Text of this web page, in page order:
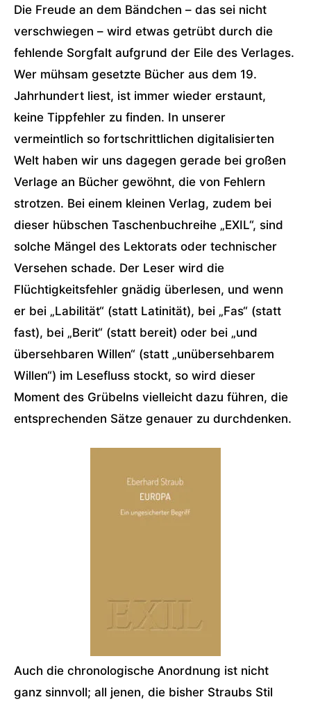
Die Freude an dem Bändchen – das sei nicht
verschwiegen – wird etwas getrübt durch die
fehlende Sorgfalt aufgrund der Eile des Verlages.
Wer mühsam gesetzte Bücher aus dem 19.
Jahrhundert liest, ist immer wieder erstaunt,
keine Tippfehler zu finden. In unserer
vermeintlich so fortschrittlichen digitalisierten
Welt haben wir uns dagegen gerade bei großen
Verlage an Bücher gewöhnt, die von Fehlern
strotzen. Bei einem kleinen Verlag, zudem bei
dieser hübschen Taschenbuchreihe „EXIL“, sind
solche Mängel des Lektorats oder technischer
Versehen schade. Der Leser wird die
Flüchtigkeitsfehler gnädig überlesen, und wenn
er bei „Labilität“ (statt Latinität), bei „Fas“ (statt
fast), bei „Berit“ (statt bereit) oder bei „und
übersehbaren Willen“ (statt „unübersehbarem
Willen“) im Lesefluss stockt, so wird dieser
Moment des Grübelns vielleicht dazu führen, die
entsprechenden Sätze genauer zu durchdenken.
Auch die chronologische Anordnung ist nicht
ganz sinnvoll; all jenen, die bisher Straubs Stil